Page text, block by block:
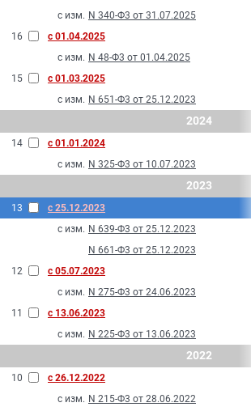
с изм. N 340-Ф3 от 31.07.2025
16
с 01.04.2025
с изм. N 48-Ф3 от 01.04.2025
15
с 01.03.2025
с изм. N 651-Ф3 от 25.12.2023
2024
14
с 01.01.2024
с изм. N 325-Ф3 от 10.07.2023
2023
13
с 25.12.2023
с изм. N 639-Ф3 от 25.12.2023
N 661-Ф3 от 25.12.2023
12
с 05.07.2023
с изм. N 275-Ф3 от 24.06.2023
11
с 13.06.2023
с изм. N 225-Ф3 от 13.06.2023
2022
10
с 26.12.2022
с изм. N 215-Ф3 от 28.06.2022